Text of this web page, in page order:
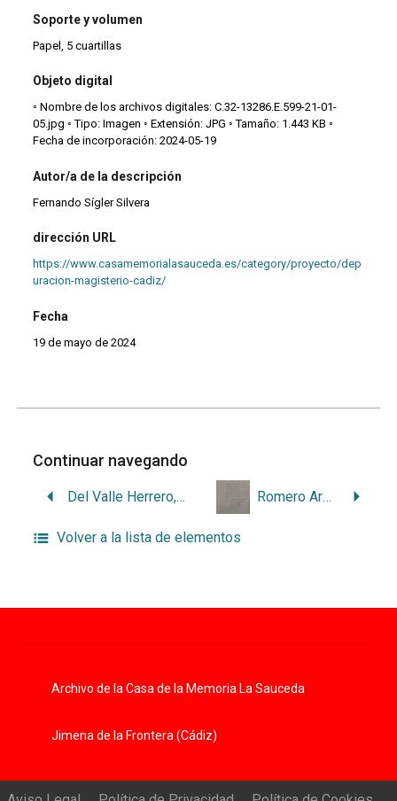
Soporte y volumen
Papel, 5 cuartillas
Objeto digital
◦ Nombre de los archivos digitales: C.32-13286.E.599-21-01-
05.jpg ◦ Tipo: Imagen ◦ Extensión: JPG ◦ Tamaño: 1.443 KB ◦
Fecha de incorporación: 2024-05-19
Autor/a de la descripción
Fernando Sígler Silvera
dirección URL
https://www.casamemorialasauceda.es/category/proyecto/dep
uracion-magisterio-cadiz/
Fecha
19 de mayo de 2024
Continuar navegando
Del Valle Herrero, Ángel Romero Armas, Lucía
Volver a la lista de elementos
Archivo de la Casa de la Memoria La Sauceda
Jimena de la Frontera (Cádiz)